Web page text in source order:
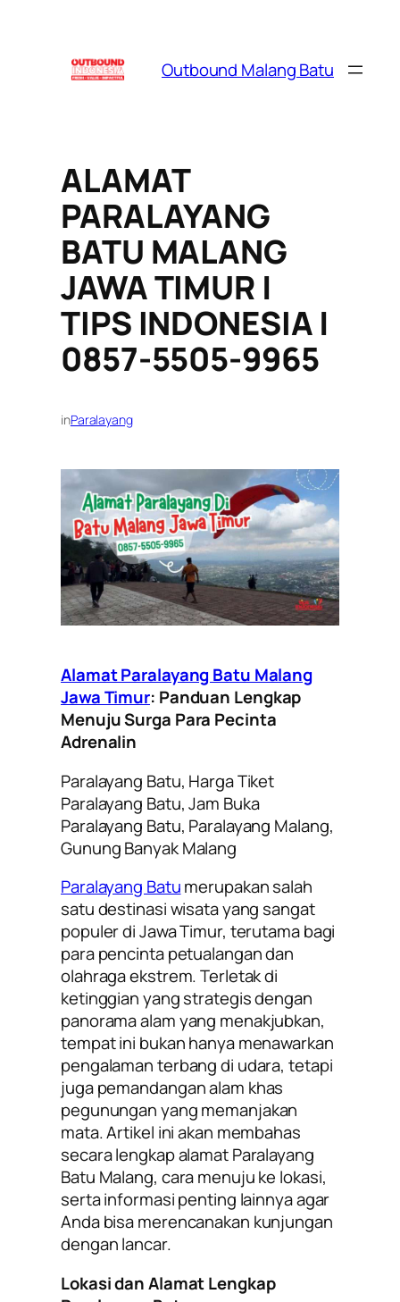
Outbound Malang Batu
ALAMAT
PARALAYANG
BATU MALANG
JAWA TIMUR |
TIPS INDONESIA |
0857-5505-9965
inParalayang
Alamat Paralayang Batu Malang
Jawa Timur: Panduan Lengkap
Menuju Surga Para Pecinta
Adrenalin
Paralayang Batu, Harga Tiket
Paralayang Batu, Jam Buka
Paralayang Batu, Paralayang Malang,
Gunung Banyak Malang
Paralayang Batumerupakan salah
satu destinasi wisata yang sangat
populer di Jawa Timur, terutama bagi
para pencinta petualangan dan
olahraga ekstrem. Terletak di
ketinggian yang strategis dengan
panorama alam yang menakjubkan,
tempat ini bukan hanya menawarkan
pengalaman terbang di udara, tetapi
juga pemandangan alam khas
pegunungan yang memanjakan
mata. Artikel ini akan membahas
secara lengkap alamat Paralayang
Batu Malang, cara menuju ke lokasi,
serta informasi penting lainnya agar
Anda bisa merencanakan kunjungan
dengan lancar.
Lokasi dan Alamat Lengkap